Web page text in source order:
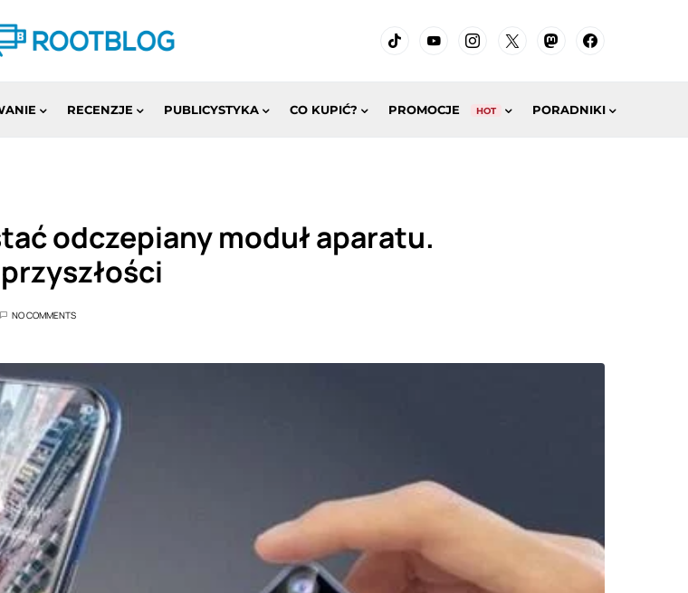
RECENZJE PUBLICYSTYKA CO KUPIĆ? PROMOCJE HOT PORADNIKI
odczepiany moduł aparatu.
NO COMMENTS